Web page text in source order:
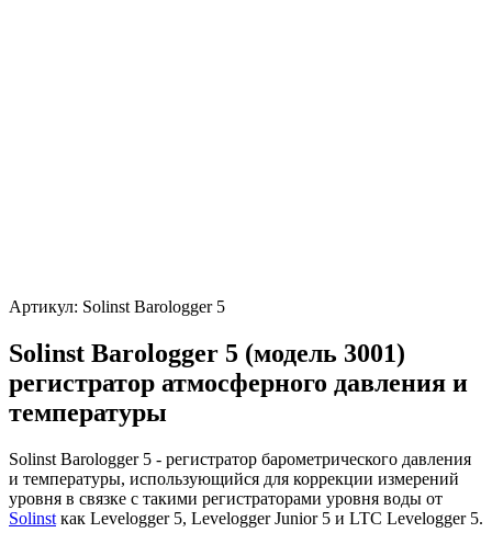
Артикул: Solinst Barologger 5
Solinst Barologger 5 (модель 3001)
регистратор атмосферного давления и
температуры
Solinst Barologger 5 - регистратор барометрического давления
и температуры, использующийся для коррекции измерений
уровня в связке с такими регистраторами уровня воды от
Solinst как Levelogger 5, Levelogger Junior 5 и LTC Levelogger 5.